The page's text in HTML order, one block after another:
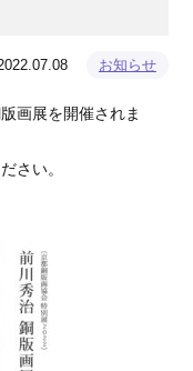
お知らせ
画展を開催されま
さい。